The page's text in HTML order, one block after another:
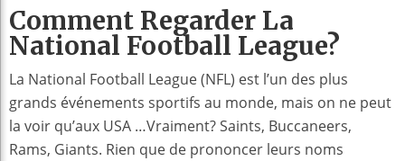
Comment Regarder La
National Football League?
La National Football League (NFL) est l’un des plus
grands événements sportifs au monde, mais on ne peut
la voir qu’aux USA …Vraiment? Saints, Buccaneers,
Rams, Giants. Rien que de prononcer leurs noms